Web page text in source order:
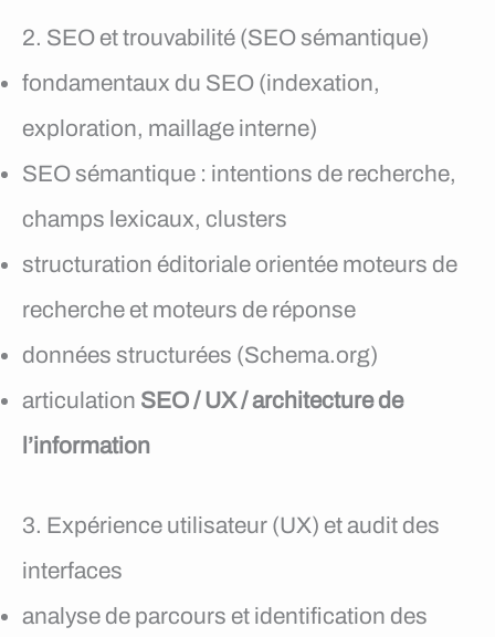
2. SEO et trouvabilité (SEO sémantique)
fondamentaux du SEO (indexation,
exploration, maillage interne)
SEO sémantique : intentions de recherche,
champs lexicaux, clusters
structuration éditoriale orientée moteurs de
recherche et moteurs de réponse
données structurées (Schema.org)
articulation SEO / UX / architecture de
l’information
3. Expérience utilisateur (UX) et audit des
interfaces
analyse de parcours et identification des